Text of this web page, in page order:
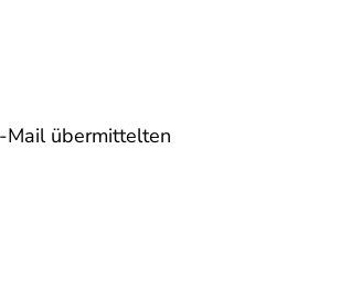
Mail übermittelten